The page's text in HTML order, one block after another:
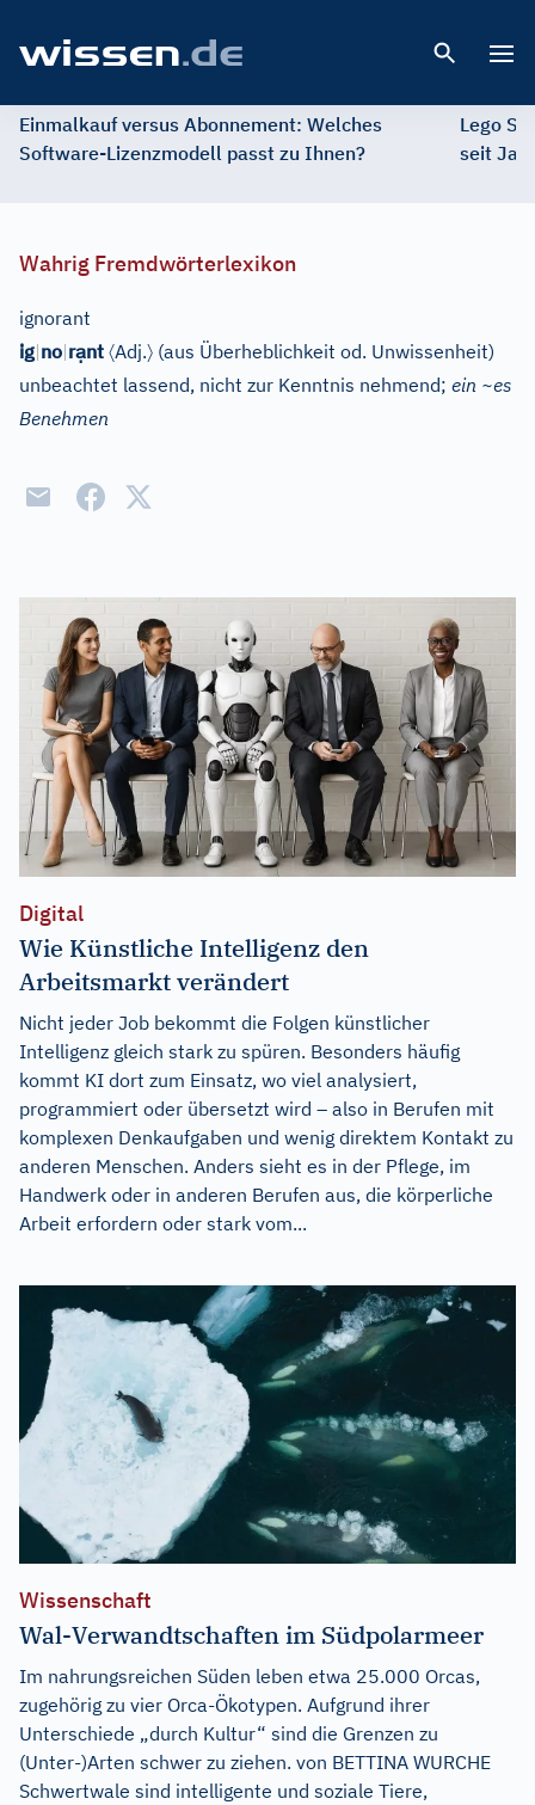
Einmalkauf versus Abonnement: Welches
Software-Lizenzmodell passt zu Ihnen?
Lego
seit
Wahrig Fremdwörterlexikon
ignorant
ig|no|rạnt 〈Adj.〉 (aus Überheblichkeit od. Unwissenheit)
unbeachtet lassend, nicht zur Kenntnis nehmend; ein ~es
Benehmen
Digital
Wie Künstliche Intelligenz den
Arbeitsmarkt verändert
Nicht jeder Job bekommt die Folgen künstlicher
Intelligenz gleich stark zu spüren. Besonders häufig
kommt KI dort zum Einsatz, wo viel analysiert,
programmiert oder übersetzt wird – also in Berufen mit
komplexen Denkaufgaben und wenig direktem Kontakt zu
anderen Menschen. Anders sieht es in der Pflege, im
Handwerk oder in anderen Berufen aus, die körperliche
Arbeit erfordern oder stark vom...
Wissenschaft
Wal-Verwandtschaften im Südpolarmeer
Im nahrungsreichen Süden leben etwa 25.000 Orcas,
zugehörig zu vier Orca-Ökotypen. Aufgrund ihrer
Unterschiede „durch Kultur“ sind die Grenzen zu
(Unter-)Arten schwer zu ziehen. von BETTINA WURCHE
Schwertwale sind intelligente und soziale Tiere,